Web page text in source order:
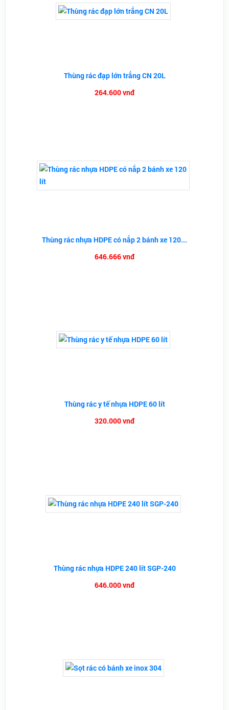
Thùng rác đạp lớn trắng CN 20L
264.600 vnđ
Thùng rác nhựa HDPE có nắp 2 bánh xe 120...
646.666 vnđ
Thùng rác y tế nhựa HDPE 60 lít
320.000 vnđ
Thùng rác nhựa HDPE 240 lít SGP-240
646.000 vnđ